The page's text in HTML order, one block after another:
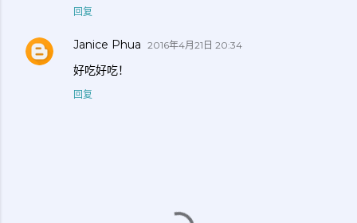
回复
Janice Phua 2016年4月21日 20:34
好吃好吃！
回复